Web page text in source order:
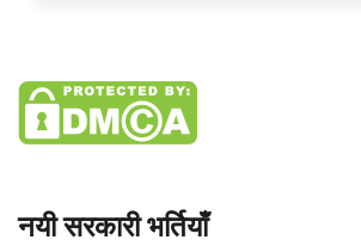
नयी सरकारी भर्तियाँ